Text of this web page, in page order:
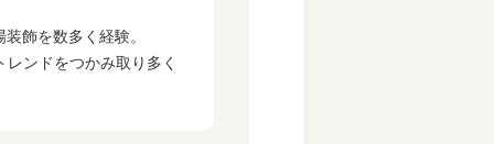
飾を数多く経験。
ンドをつかみ取り多く